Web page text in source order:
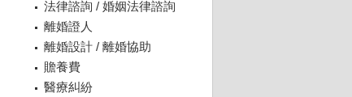
法律諮詢 / 婚姻法律諮詢
離婚證人
離婚設計 / 離婚協助
贍養費
醫療糾紛